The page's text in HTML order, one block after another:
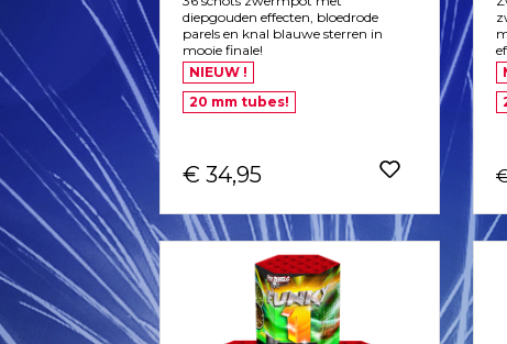
diepgouden effecten, bloedrode
parels en knal blauwe sterren in
mooie finale!
NIEUW !
20 mm tubes!
€ 34,95